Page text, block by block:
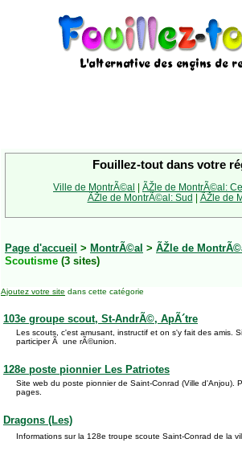
Fouillez-tout dans votre
Ville de MontrÃ©al | ÃŽle de MontrÃ©al:
ÃŽle de MontrÃ©al: Sud | ÃŽle de
Page d'accueil > MontrÃ©al > ÃŽle de
Scoutisme (3 sites)
Ajoutez votre site dans cette catégorie
103e groupe scout, St-AndrÃ©, ApÃ´tre
Les scouts, c'est amusant, instructif et on s'y fait des amis.
participer Ã une rÃ©union.
128e poste pionnier Les Patriotes
Site web du poste pionnier de Saint-Conrad (Ville d'Anjou).
pages.
Dragons (Les)
Informations sur la 128e troupe scoute Saint-Conrad de la